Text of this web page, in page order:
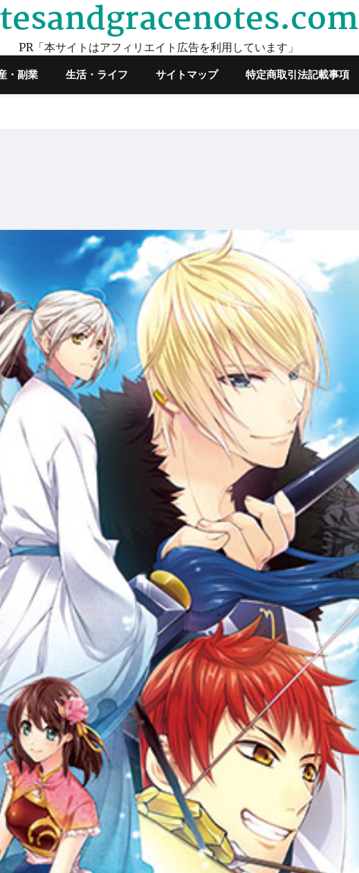
PR「本サイトはアフィリエイト広告を利用しています」
・副業 生活・ライフ サイトマップ 特定商取引法記載事項